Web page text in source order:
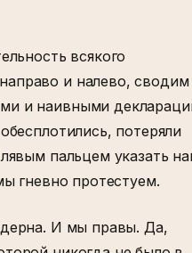
всякого
и налево, сводим
и наивными
потеряли
пальцем указать
гневно протестуем.
И мы правы. Да,